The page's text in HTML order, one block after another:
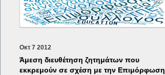
Οκτ 7 2012
Άμεση διευθέτηση ζητημάτων που
εκκρεμούν σε σχέση με την Επιμόρφωση